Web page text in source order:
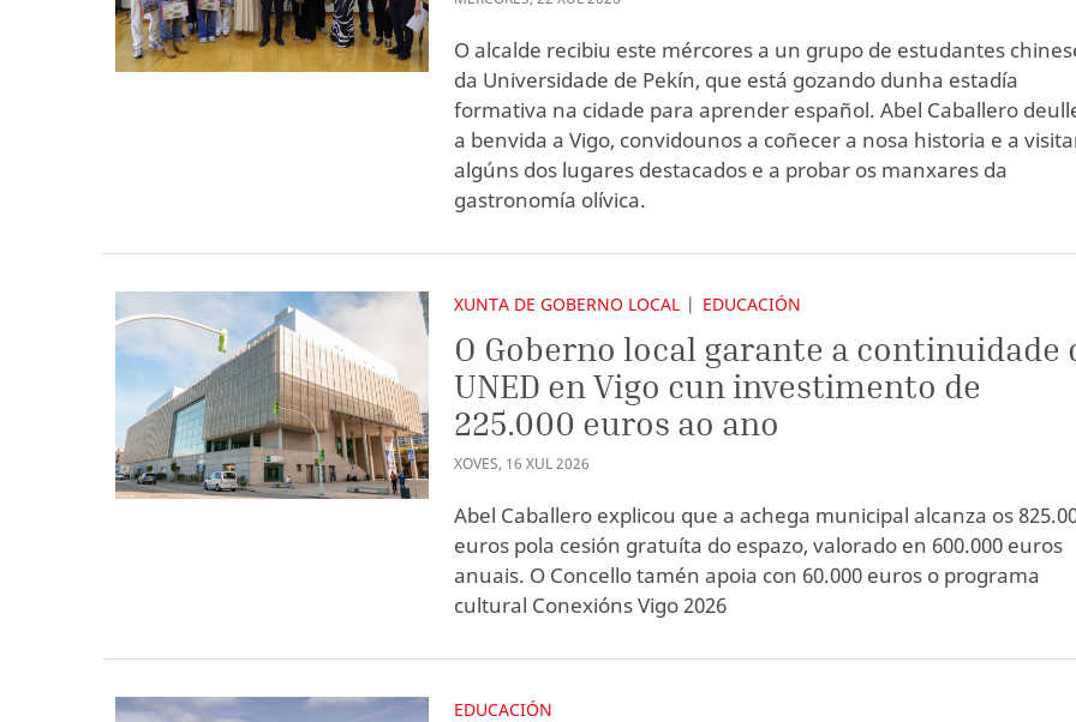
O alcalde recibiu este mércores a un grupo de estudantes
da Universidade de Pekín, que está gozando dunha estadía
formativa na cidade para aprender español. Abel Caballero
a benvida a Vigo, convidounos a coñecer a nosa historia e a
algúns dos lugares destacados e a probar os manxares da
gastronomía olívica.
XUNTA DE GOBERNO LOCAL EDUCACIÓN
O Goberno local garante a continuidade
UNED en Vigo cun investimento de
225.000 euros ao ano
XOVES, 16 XUL2026
Abel Caballero explicou que a achega municipal alcanza os
euros pola cesión gratuíta do espazo, valorado en 600.000 euros
anuais. O Concello tamén apoia con 60.000 euros o programa
cultural Conexións Vigo 2026
EDUCACIÓN